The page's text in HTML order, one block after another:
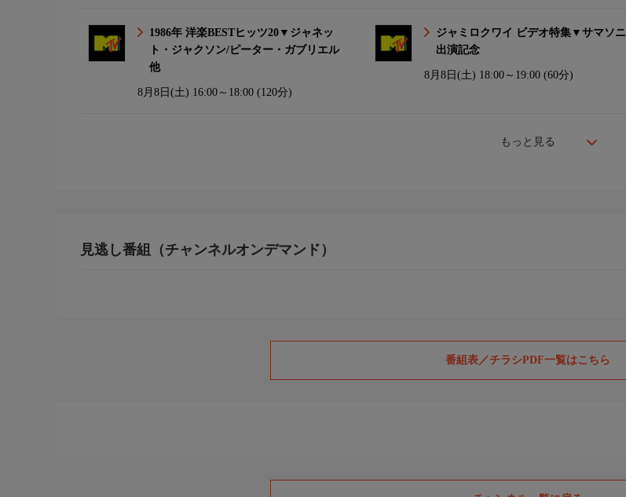
1986年 洋楽BESTヒッツ20▼ジャネッ
ト・ジャクソン/ピーター・ガブリエル
他
8月8日(土) 16:00～18:00 (120分)
ジャミロクワイ ビデオ特集▼サマソニ
出演記念
8月8日(土) 18:00～19:00 (60分)
もっと見る
見逃し番組（チャンネルオンデマンド）
番組表／チラシPDF一覧はこちら